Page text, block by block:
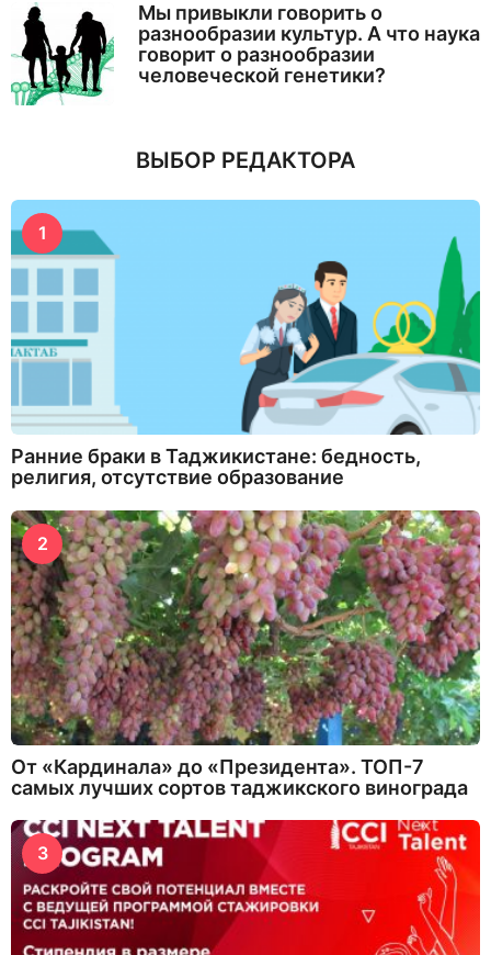
Мы привыкли говорить о
разнообразии культур. А что наука
говорит о разнообразии
человеческой генетики?
ВЫБОР РЕДАКТОРА
1
Ранние браки в Таджикистане: бедность,
религия, отсутствие образование
2
От «Кардинала» до «Президента». ТОП-7
самых лучших сортов таджикского винограда
3